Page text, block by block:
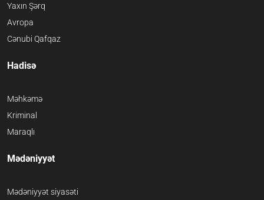
Yaxın Şərq
Avropa
Cənubi Qafqaz
Hadisə
Məhkəmə
Kriminal
Maraqlı
Mədəniyyət
Mədəniyyət siyasəti